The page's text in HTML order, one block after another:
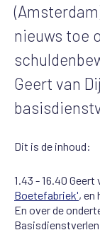
nieuws toe
Geert van
Dit is de inhoud:
1.43 - 16.40
Boetefabriek', en
En over de